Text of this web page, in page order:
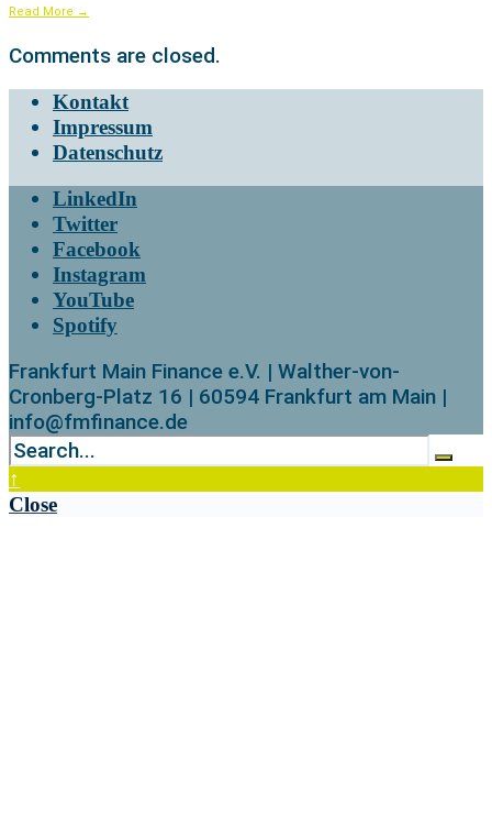
Read More →
Comments are closed.
Kontakt
Impressum
Datenschutz
LinkedIn
Twitter
Facebook
Instagram
YouTube
Spotify
Frankfurt Main Finance e.V. | Walther-von-
Cronberg-Platz 16 | 60594 Frankfurt am Main |
info@fmfinance.de
↑
Close